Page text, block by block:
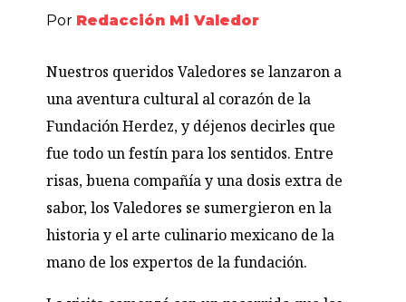
Por Redacción Mi Valedor
Nuestros queridos Valedores se lanzaron a
una aventura cultural al corazón de la
Fundación Herdez, y déjenos decirles que
fue todo un festín para los sentidos. Entre
risas, buena compañía y una dosis extra de
sabor, los Valedores se sumergieron en la
historia y el arte culinario mexicano de la
mano de los expertos de la fundación.